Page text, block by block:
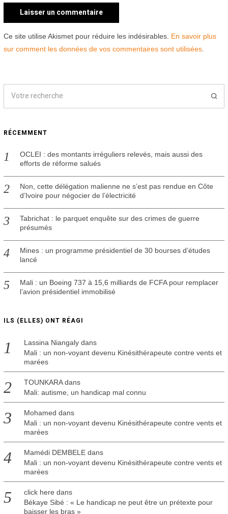
Ce site utilise Akismet pour réduire les indésirables. En savoir plus
sur comment les données de vos commentaires sont utilisées.
RÉCEMMENT
OCLEI : des montants irréguliers relevés, mais aussi des
efforts de réforme salués
Non, cette délégation malienne ne s’est pas rendue en Côte
d’Ivoire pour négocier de l’électricité
Tabrichat : le parquet enquête sur des crimes de guerre
présumés
Mines : un programme présidentiel de 30 bourses d’études
lancé
Mali : un Boeing 737 à 15,6 milliards de FCFA pour remplacer
l’avion présidentiel immobilisé
ILS (ELLES) ONT RÉAGI
Lassina Niangalydans
Mali : un non-voyant devenu Kinésithérapeute contre vents et
marées
TOUNKARAdans
Mali: autisme, un handicap mal connu
Mohamed dans
Mali : un non-voyant devenu Kinésithérapeute contre vents et
marées
Mamédi DEMBELEdans
Mali : un non-voyant devenu Kinésithérapeute contre vents et
marées
click here dans
Békaye Sibé : « Le handicap ne peut être un prétexte pour
baisser les bras »